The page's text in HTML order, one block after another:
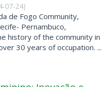
07-24)
de Fogo Community,
Pernambuco,
history of the community in
30 years of occupation. ...